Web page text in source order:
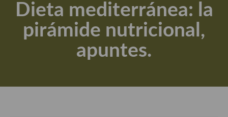
Apuntes, estudios sobre temas interesantes e importantes
Aceite de Oliva Virgen Extra (AOVE)
Recetas maridadas con los mejores AOVES
Dieta mediterránea: la
pirámide nutricional,
apuntes.